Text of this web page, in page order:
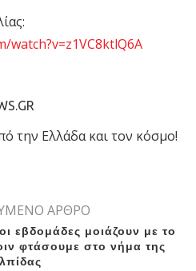
watch?v=z1VC8ktlQ6A
την Ελλάδα και τον κόσμο!
ΑΡΘΡΟ
εβδομάδες μοιάζουν με το
φτάσουμε στο νήμα της